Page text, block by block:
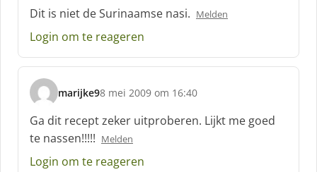
c
h
r
e
f
:
Dit is niet de Surinaamse nasi. Melden
Login om te reageren
marijke9
s
c
h
r
e
8 mei 2009 om 16:40
Ga dit recept zeker uitproberen. Lijkt me goed
te nassen!!!!! Melden
Login om te reageren